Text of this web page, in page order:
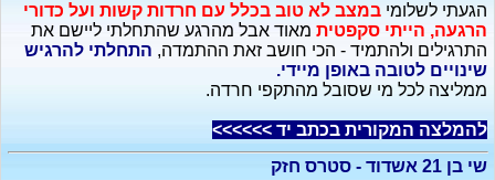
הגעתי לשלומי במצב לא טוב בכלל עם חרדות קשות ועל כדורי
הרגעה, הייתי סקפטיתמאוד אבל מהרגע שהתחלתי ליישם את
התרגילים ולהתמיד - הכי חושב זאת ההתמדה, התחלתי להרגיש
שינויים לטובה באופן מיידי.
ממליצה לכל מי שסובל מהתקפי חרדה.
להמלצה המקורית בכתב יד >>>>>>
שי בן 21 אשדוד - סטרס חזק